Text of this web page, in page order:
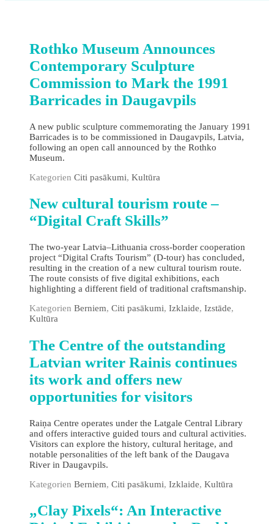
Rothko Museum Announces
Contemporary Sculpture
Commission to Mark the 1991
Barricades in Daugavpils
A new public sculpture commemorating the January 1991
Barricades is to be commissioned in Daugavpils, Latvia,
following an open call announced by the Rothko
Museum.
Kategorien Citi pasākumi, Kultūra
New cultural tourism route –
“Digital Craft Skills”
The two‑year Latvia–Lithuania cross‑border cooperation
project “Digital Crafts Tourism” (D-tour) has concluded,
resulting in the creation of a new cultural tourism route.
The route consists of five digital exhibitions, each
highlighting a different field of traditional craftsmanship.
Kategorien Berniem, Citi pasākumi, Izklaide, Izstāde,
Kultūra
The Сentre of the outstanding
Latvian writer Rainis continues
its work and offers new
opportunities for visitors
Raiņa Centre operates under the Latgale Central Library
and offers interactive guided tours and cultural activities.
Visitors can explore the history, cultural heritage, and
notable personalities of the left bank of the Daugava
River in Daugavpils.
Kategorien Berniem, Citi pasākumi, Izklaide, Kultūra
„Clay Pixels“: An Interactive